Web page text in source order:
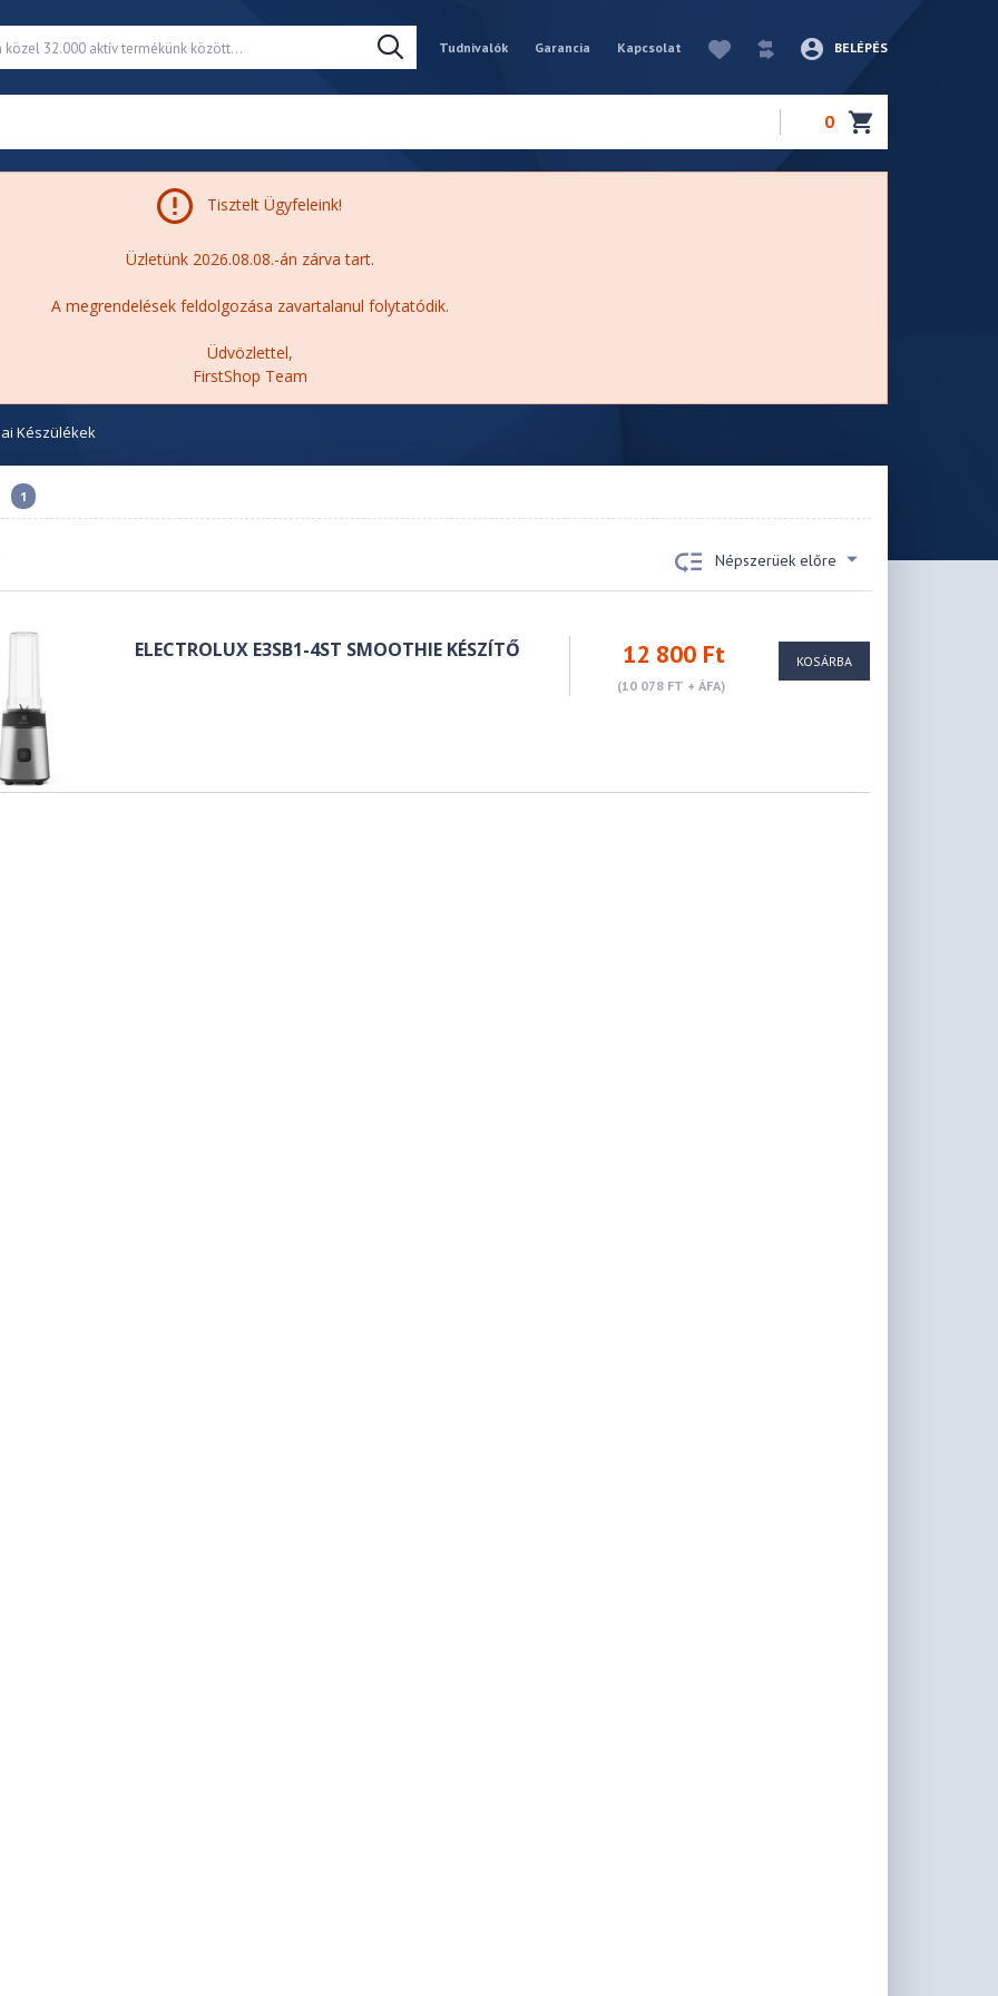
Tudnivalók Garancia Kapcsolat BELÉPÉS
0
Tisztelt Ügyfeleink!
Üzletünk 2026.08.08.-án zárva tart.
A megrendelések feldolgozása zavartalanul folytatódik.
Üdvözlettel,
FirstShop Team
Készülékek
1
Népszerüek előre
ELECTROLUX E3SB1-4ST SMOOTHIE KÉSZÍTŐ 12 800 Ft
(10 078 FT + ÁFA)
KOSÁRBA